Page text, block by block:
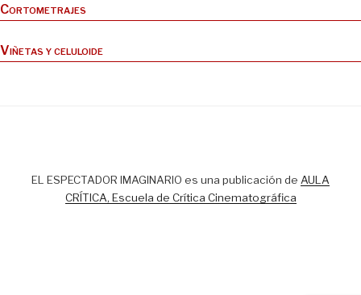
Cortometrajes
Viñetas y celuloide
EL ESPECTADOR IMAGINARIO es una publicación de AULA
CRÍTICA, Escuela de Crítica Cinematográfica